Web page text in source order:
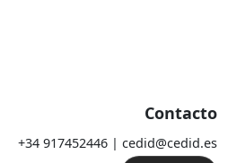
Contacto
+34 917452446 | cedid@cedid.es